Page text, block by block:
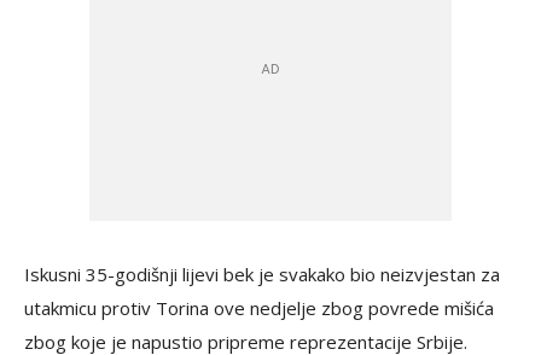
Iskusni 35-godišnji lijevi bek je svakako bio neizvjestan za
utakmicu protiv Torina ove nedjelje zbog povrede mišića
zbog koje je napustio pripreme reprezentacije Srbije.